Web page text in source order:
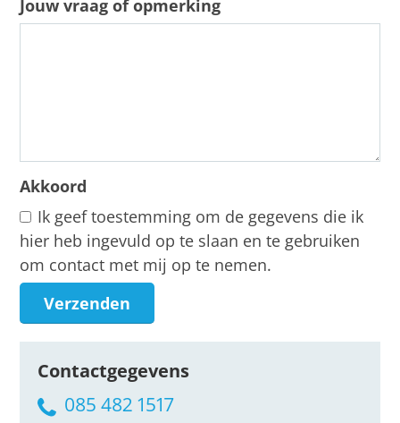
Jouw vraag of opmerking
Akkoord
Ik geef toestemming om de gegevens die ik
hier heb ingevuld op te slaan en te gebruiken
om contact met mij op te nemen.
Verzenden
Contactgegevens
085 482 1517